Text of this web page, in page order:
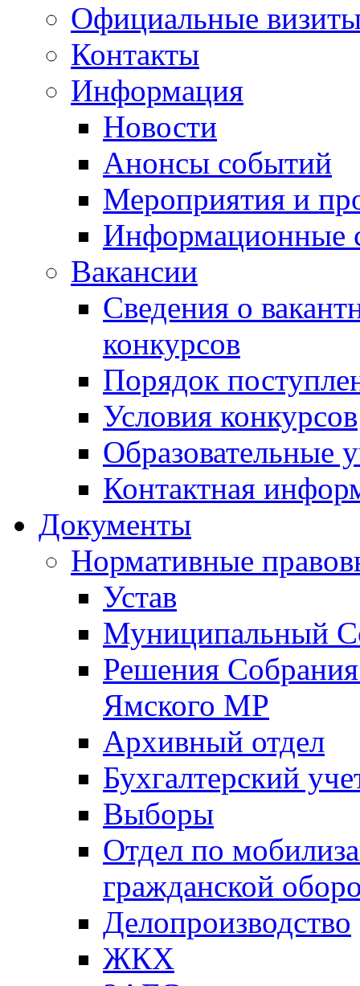
Официальные
Контакты
Информация
Новости
Анонсы событий
Мероприятия и
Информационные
Вакансии
Сведения о
конкурсов
Порядок
Условия конкурсов
Образовательные
Контактная
Документы
Нормативные
Устав
Муниципальный
Решения
Ямского МР
Архивный отдел
Бухгалтерский
Выборы
Отдел по
гражданской
Делопроизводство
ЖКХ